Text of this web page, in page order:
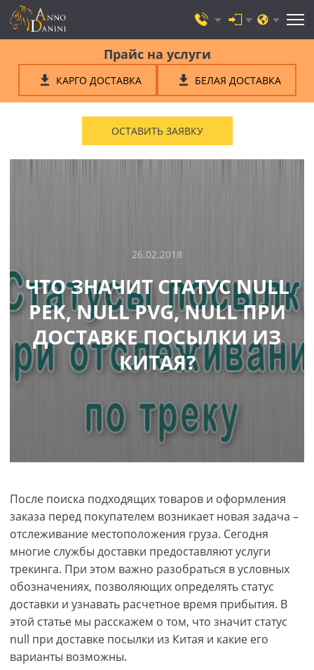
Прайс на услуги
КАРГО ДОСТАВКА БЕЛАЯ ДОСТАВКА
ОСТАВИТЬ ЗАЯВКУ
26.02.2018
ЧТО ЗНАЧИТ СТАТУС NULL
PEK, NULL PVG, NULL ПРИ
ДОСТАВКЕ ПОСЫЛКИ ИЗ
КИТАЯ?
После поиска подходящих товаров и оформления
заказа перед покупателем возникает новая задача –
отслеживание местоположения груза. Сегодня
многие службы доставки предоставляют услуги
трекинга. При этом важно разобраться в условных
обозначениях, позволяющих определять статус
доставки и узнавать расчетное время прибытия. В
этой статье мы расскажем о том, что значит статус
null при доставке посылки из Китая и какие его
варианты возможны.